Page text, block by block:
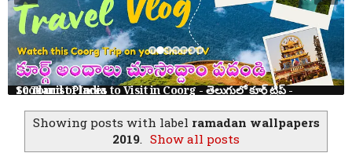
10 Tourist Places to Visit in Coorg - తెలుగులో కూర్గ్ ట్రిప్ - Scotland of India
Showing posts with label ramadan wallpapers
2019. Show all posts